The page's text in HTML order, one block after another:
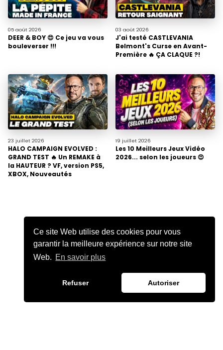
Ce site Web utilise des cookies pour vous
garantir la meilleure expérience sur notre site
Web. En savoir plus
Refuser Autoriser
05 août 2026
DEER & BOY 😍 Ce jeu va vous
bouleverser !!!
03 août 2026
J'ai testé CASTLEVANIA
Belmont's Curse en Avant-
Première 🔥 ÇA CLAQUE ?!
23 juillet 2026
HALO CAMPAIGN EVOLVED :
GRAND TEST 🔥 Un REMAKE à
la HAUTEUR ? VF, version PS5,
XBOX, Nouveautés
19 juillet 2026
Les 10 Meilleurs Jeux Vidéo
2026... selon les joueurs 😍